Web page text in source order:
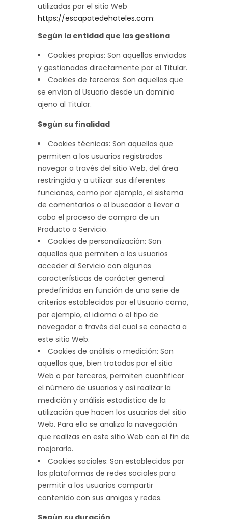
utilizadas por el sitio Web
https://escapatedehoteles.com:
Según la entidad que las gestiona
Cookies propias: Son aquellas enviadas
y gestionadas directamente por el Titular.
Cookies de terceros: Son aquellas que
se envían al Usuario desde un dominio
ajeno al Titular.
Según su finalidad
Cookies técnicas: Son aquellas que
permiten a los usuarios registrados
navegar a través del sitio Web, del área
restringida y a utilizar sus diferentes
funciones, como por ejemplo, el sistema
de comentarios o el buscador o llevar a
cabo el proceso de compra de un
Producto o Servicio.
Cookies de personalización: Son
aquellas que permiten a los usuarios
acceder al Servicio con algunas
características de carácter general
predefinidas en función de una serie de
criterios establecidos por el Usuario como,
por ejemplo, el idioma o el tipo de
navegador a través del cual se conecta a
este sitio Web.
Cookies de análisis o medición: Son
aquellas que, bien tratadas por el sitio
Web o por terceros, permiten cuantificar
el número de usuarios y así realizar la
medición y análisis estadístico de la
utilización que hacen los usuarios del sitio
Web. Para ello se analiza la navegación
que realizas en este sitio Web con el fin de
mejorarlo.
Cookies sociales: Son establecidas por
las plataformas de redes sociales para
permitir a los usuarios compartir
contenido con sus amigos y redes.